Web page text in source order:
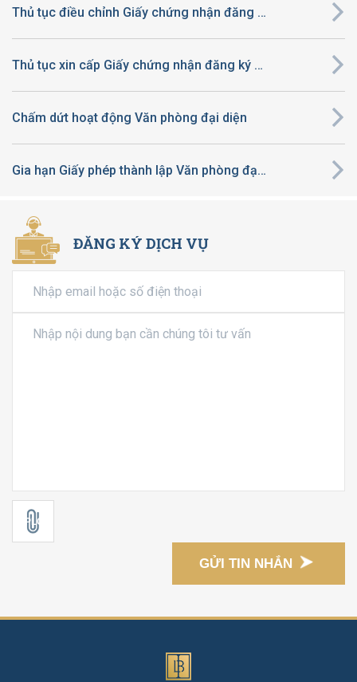
Thủ tục điều chỉnh Giấy chứng nhận đăng ký đầu tư ra nước ngoài
Thủ tục xin cấp Giấy chứng nhận đăng ký đầu tư ra nước ngoài
Chấm dứt hoạt động Văn phòng đại diện
Gia hạn Giấy phép thành lập Văn phòng đại diện
ĐĂNG KÝ DỊCH VỤ
GỬI TIN NHẮN